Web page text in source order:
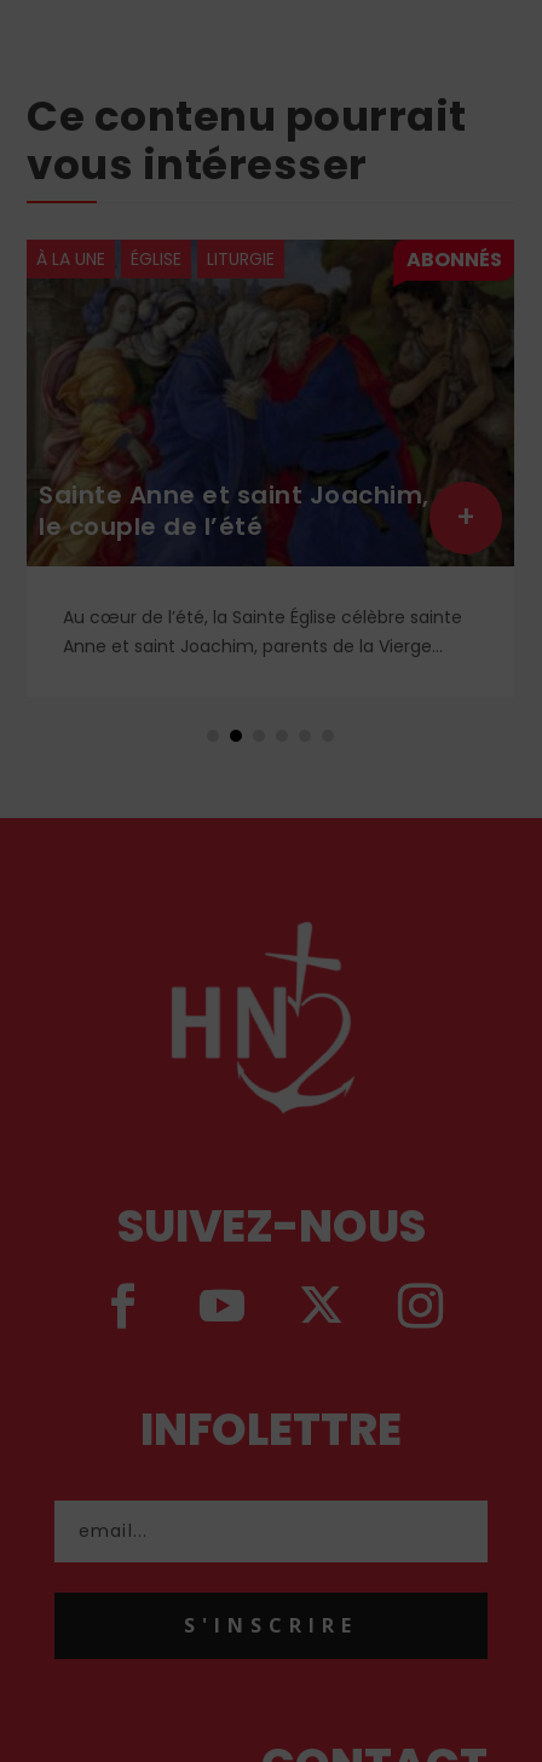
Ce contenu pourrait
vous intéresser
À LA UNE ÉGLISE LITURGIE
Sainte Anne et saint Joachim,
le couple de l’été
Au cœur de l’été, la Sainte Église célèbre sainte
Anne et saint Joachim, parents de la Vierge
en Orient qu’en Occident, célèbre par sa piété
+
SUIVEZ-NOUS
INFOLETTRE
S'INSCRIRE